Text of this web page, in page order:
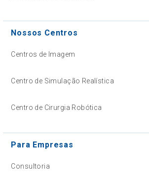
Nossos Centros
Centros de Imagem
Centro de Simulação Realística
Centro de Cirurgia Robótica
Para Empresas
Consultoria